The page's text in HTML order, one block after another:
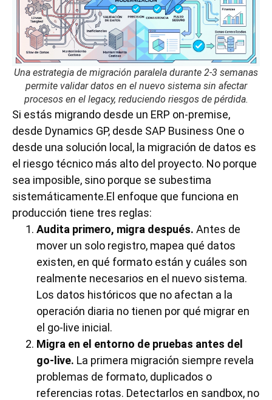
Una estrategia de migración paralela durante 2-3 semanas
permite validar datos en el nuevo sistema sin afectar
procesos en el legacy, reduciendo riesgos de pérdida.
Si estás migrando desde un ERP on-premise,
desde Dynamics GP, desde SAP Business One o
desde una solución local, la migración de datos es
el riesgo técnico más alto del proyecto. No porque
sea imposible, sino porque se subestima
sistemáticamente.El enfoque que funciona en
producción tiene tres reglas:
Audita primero, migra después. Antes de
mover un solo registro, mapea qué datos
existen, en qué formato están y cuáles son
realmente necesarios en el nuevo sistema.
Los datos históricos que no afectan a la
operación diaria no tienen por qué migrar en
el go-live inicial.
Migra en el entorno de pruebas antes del
go-live. La primera migración siempre revela
problemas de formato, duplicados o
referencias rotas. Detectarlos en sandbox, no